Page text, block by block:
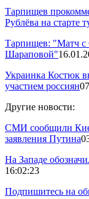
Тарпищев
Рублёва на старте
Тарпищев: "Матч с
Шараповой"
Украинка Костюк
участием россиян
Другие новости:
СМИ сообщили
заявления Путина
На Западе
16:02:23
Подпишитесь на